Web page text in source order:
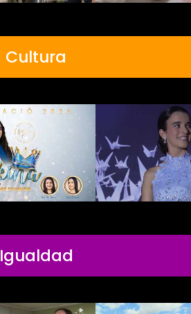
Cultura
Igualdad